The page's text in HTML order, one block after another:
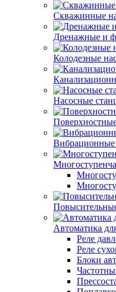
Скважинные
Дренажные и
Колодезные
Насосные
Вибрационные
Автоматика
Реле
Реле
Блоки